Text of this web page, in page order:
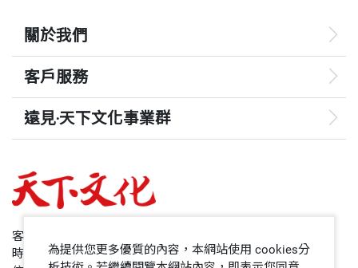
關於我們
客戶服務
遠見‧天下文化事業群
哈佛商業評論
客服專線：+886 2 2662-0012
時間：週一~週五9:00~12:30;13:30~17:00
為提供您更多優質的內容，本網站使用 cookies分